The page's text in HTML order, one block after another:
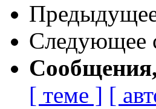
Следующее
[ теме ] [